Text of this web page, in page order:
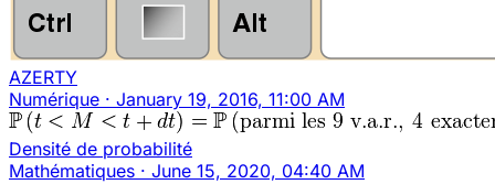
AZERTY
Numérique · January 19, 2016, 11:00 AM
Densité de probabilité
Mathématiques · June 15, 2020, 04:40 AM